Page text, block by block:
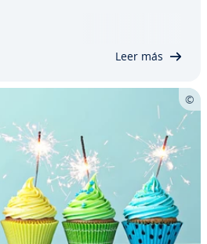
o no. Al comprar por
Leer más